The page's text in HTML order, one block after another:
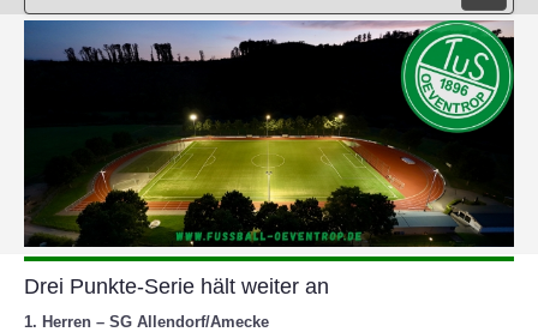
DAMEN
JUGEND
TRAINING
Drei Punkte-Serie hält weiter an
1. Herren – SG Allendorf/Amecke